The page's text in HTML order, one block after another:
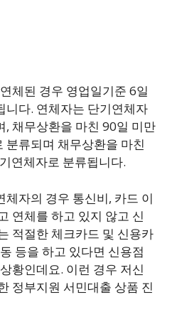
체된 경우 영업일기준 6일
니다. 연체자는 단기연체자
, 채무상환을 마친 90일 미만
분류되며 채무상환을 마친
연체자로 분류됩니다.
자의 경우 통신비, 카드 이
연체를 하고 있지 않고 신
적절한 체크카드 및 신용카
등을 하고 있다면 신용점
황인데요. 이런 경우 저신
정부지원 서민대출 상품 진